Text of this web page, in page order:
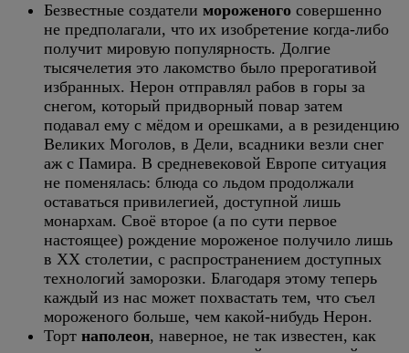
Безвестные создатели мороженого совершенно
не предполагали, что их изобретение когда-либо
получит мировую популярность. Долгие
тысячелетия это лакомство было прерогативой
избранных. Нерон отправлял рабов в горы за
снегом, который придворный повар затем
подавал ему с мёдом и орешками, а в резиденцию
Великих Моголов, в Дели, всадники везли снег
аж с Памира. В средневековой Европе ситуация
не поменялась: блюда со льдом продолжали
оставаться привилегией, доступной лишь
монархам. Своё второе (а по сути первое
настоящее) рождение мороженое получило лишь
в XX столетии, с распространением доступных
технологий заморозки. Благодаря этому теперь
каждый из нас может похвастать тем, что съел
мороженого больше, чем какой-нибудь Нерон.
Торт наполеон, наверное, не так известен, как